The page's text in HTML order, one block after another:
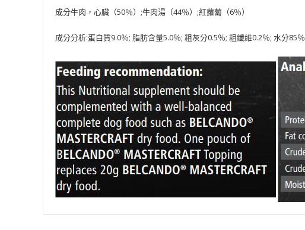
成分牛肉，心臟（50％）;牛肉湯（44％）;紅蘿蔔（6％）
成分分析:蛋白質9.0％; 脂肪含量5.0％; 粗灰分0.5％; 粗纖維0.2％; 水分85％